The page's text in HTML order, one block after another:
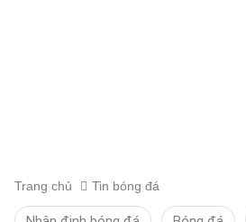
Trang chủ Tin bóng đá